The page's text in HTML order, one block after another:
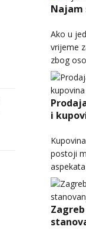
Najam
Ako u
vrijeme
zbog
i
postoji